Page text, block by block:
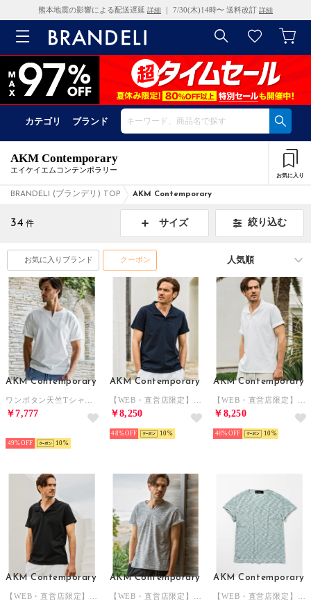
熊本地震の影響による配送遅延 詳細 ｜ 7/30(木)14時〜 送料改訂 詳細
カテゴリ ブランド
AKM Contemporary
エイケイエムコンテンポラリー
お気に入り
BRANDELI (ブランデリ) TOP AKM Contemporary
34 件 サイズ 絞り込む
お気に入りブランド クーポン
AKM Contemporary
￥7,777
49% 10
AKM Contemporary
￥8,250
48% 10
AKM Contemporary
￥8,250
48% 10
AKM Contemporary AKM Contemporary AKM Contemporary